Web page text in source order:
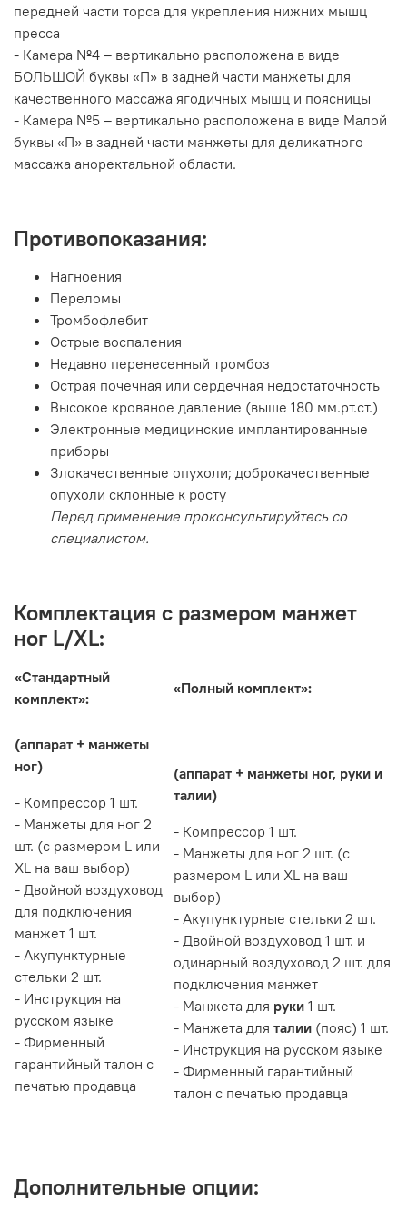
передней части торса для укрепления нижних мышц
пресса
- Камера №4 – вертикально расположена в виде
БОЛЬШОЙ буквы «П» в задней части манжеты для
качественного массажа ягодичных мышц и поясницы
- Камера №5 – вертикально расположена в виде Малой
буквы «П» в задней части манжеты для деликатного
массажа аноректальной области.
Противопоказания:
Нагноения
Переломы
Тромбофлебит
Острые воспаления
Недавно перенесенный тромбоз
Острая почечная или сердечная недостаточность
Высокое кровяное давление (выше 180 мм.рт.ст.)
Электронные медицинские имплантированные
приборы
Злокачественные опухоли; доброкачественные
опухоли склонные к росту
Перед применение проконсультируйтесь со
специалистом.
Комплектация c размером манжет
ног L/XL:
«Стандартный
комплект»:
«Полный комплект»:
(аппарат + манжеты
ног)
- Компрессор 1 шт.
- Манжеты для ног 2
шт. (с размером L или
XL на ваш выбор)
- Двойной воздуховод
для подключения
манжет 1 шт.
- Акупунктурные
стельки 2 шт.
- Инструкция на
русском языке
- Фирменный
гарантийный талон с
печатью продавца
(аппарат + манжеты ног, руки и
талии)
- Компрессор 1 шт.
- Манжеты для ног 2 шт. (с
размером L или XL на ваш
выбор)
- Акупунктурные стельки 2 шт.
- Двойной воздуховод 1 шт. и
одинарный воздуховод 2 шт. для
подключения манжет
- Манжета для руки 1 шт.
- Манжета для талии (пояс) 1 шт.
- Инструкция на русском языке
- Фирменный гарантийный
талон с печатью продавца
Дополнительные опции: